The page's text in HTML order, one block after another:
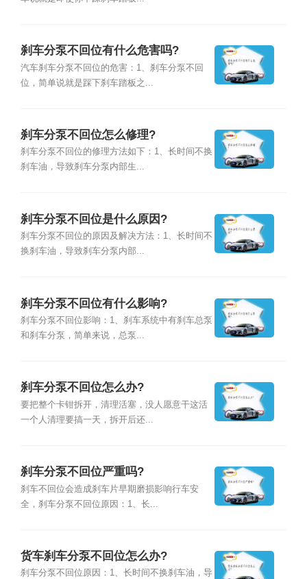
刹车分泵不回位有什么危害吗?
汽车刹车分泵不回位的危害：1、刹车分泵不回
位，简单说就是踩下刹车踏板之...
刹车分泵不回位怎么修理?
刹车分泵不回位的修理方法如下：1、长时间不换
刹车油，导致刹车分泵内部生...
刹车分泵不回位是什么原因?
刹车分泵不回位的原因及解决方法：1、长时间不
换刹车油，导致刹车分泵内部...
刹车分泵不回位有什么影响?
刹车分泵不回位影响：1、刹车系统中有刹车总泵
和刹车分泵，简单来说，总泵...
刹车分泵不回位怎么办?
要把整个卡钳拆开，清理活塞，没人愿意干这活
一个人清理要搞一天，拆开后还...
刹车分泵不回位严重吗?
刹车不回位会造成刹车片早期磨损影响行车安
全，刹车分泵不回位原因：1、长...
货车刹车分泵不回位怎么办?
刹车分泵不回位原因：1、长时间不换刹车油，导